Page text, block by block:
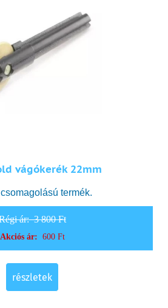
vágókerék 22mm
termék.
ár:3 800 Ft
Akciós ár: 600 Ft
részletek